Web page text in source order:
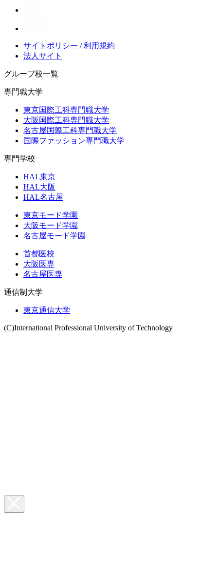
サイトポリシー / 利用規約
法人サイト
グループ校一覧
専門職大学
東京国際工科専門職大学
大阪国際工科専門職大学
名古屋国際工科専門職大学
国際ファッション専門職大学
専門学校
HAL東京
HAL大阪
HAL名古屋
東京モード学園
大阪モード学園
名古屋モード学園
首都医校
大阪医専
名古屋医専
通信制大学
東京通信大学
(C)International Professional University of Technology